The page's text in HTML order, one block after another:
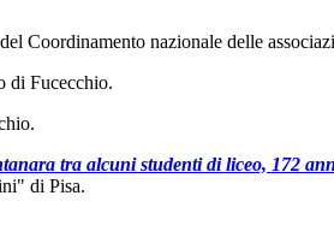
Coordinamento nazionale delle
di Fucecchio.
tra alcuni studenti di liceo, 172
di Pisa.